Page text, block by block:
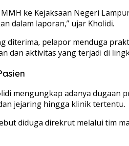
ke Kejaksaan Negeri
dalam laporan,” ujar Kholidi.
diterima, pelapor menduga
dan aktivitas yang terjadi di
mengungkap adanya
jejaring hingga klinik tertentu.
diduga direkrut melalui tim